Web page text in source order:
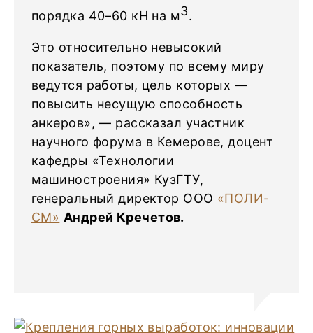
порядка 40–60 кН на м3.
Это относительно невысокий
показатель, поэтому по всему миру
ведутся работы, цель которых —
повысить несущую способность
анкеров», — рассказал участник
научного форума в Кемерове, доцент
кафедры «Технологии
машиностроения» КузГТУ,
генеральный директор ООО «ПОЛИ-
СМ» Андрей Кречетов.